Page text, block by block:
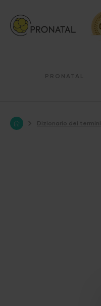
PRONATAL
Dizionario dei termini